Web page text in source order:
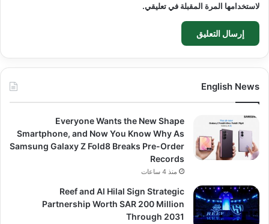
لاستخدامها المرة المقبلة في تعليقي.
English News
Everyone Wants the New Shape
Smartphone, and Now You Know Why As
Samsung Galaxy Z Fold8 Breaks Pre-Order
Records
منذ 4 ساعات
Reef and Al Hilal Sign Strategic
Partnership Worth SAR 200 Million
Through 2031